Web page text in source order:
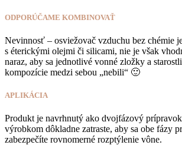
ODPORÚČAME KOMBINOVAŤ
Nevinnosť – osviežovač vzduchu bez chémie
s éterickými olejmi či silicami, nie je však
naraz, aby sa jednotlivé vonné zložky a
kompozície medzi sebou „nebili“ 🙂
APLIKÁCIA
Produkt je navrhnutý ako dvojfázový
výrobkom dôkladne zatraste, aby sa obe fázy
zabezpečíte rovnomerné rozptýlenie vône.